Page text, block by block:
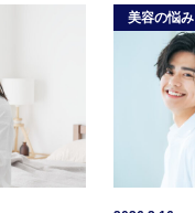
美容の悩み